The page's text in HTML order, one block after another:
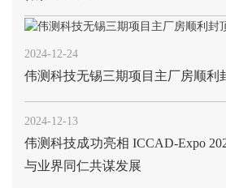
2024-12-24
伟测科技无锡三期项目主厂房顺利
2024-12-13
伟测科技成功亮相 ICCAD-Expo
与业界同仁共谋发展